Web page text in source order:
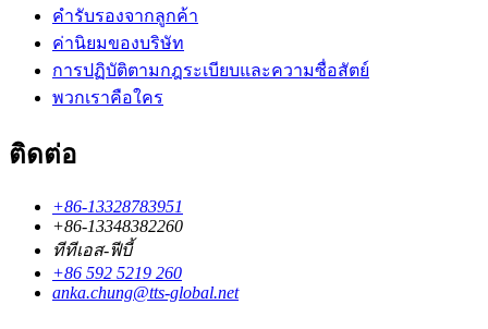
คำรับรองจากลูกค้า
ค่านิยมของบริษัท
การปฏิบัติตามกฎระเบียบและความซื่อสัตย์
พวกเราคือใคร
ติดต่อ
+86-13328783951
+86-13348382260
ทีทีเอส-ฟีบี้
+86 592 5219 260
anka.chung@tts-global.net